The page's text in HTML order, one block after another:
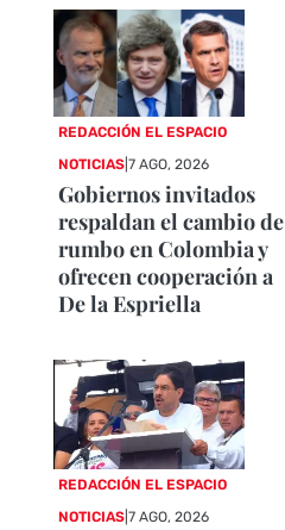
REDACCIÓN EL ESPACIO
NOTICIAS |7 AGO, 2026
Gobiernos invitados
respaldan el cambio de
rumbo en Colombia y
ofrecen cooperación a
De la Espriella
REDACCIÓN EL ESPACIO
NOTICIAS |7 AGO, 2026